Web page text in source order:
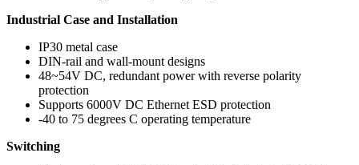
Industrial Case and Installation
IP30 metal case
DIN-rail and wall-mount designs
48~54V DC, redundant power with reverse polarity
protection
Supports 6000V DC Ethernet ESD protection
-40 to 75 degrees C operating temperature
Switching